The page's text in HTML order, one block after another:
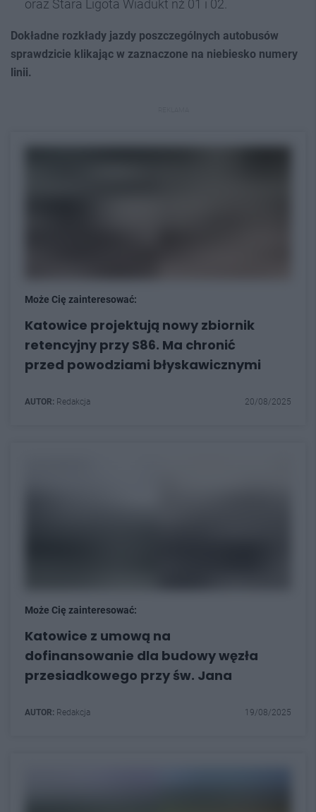
oraz Stara Ligota Wiadukt nż 01 i 02.
Dokładne rozkłady jazdy poszczególnych autobusów
sprawdzicie klikając w zaznaczone na niebiesko numery
linii.
Może Cię zainteresować:
Katowice projektują nowy zbiornik
retencyjny przy S86. Ma chronić
przed powodziami błyskawicznymi
AUTOR: Redakcja 20/08/2025
Może Cię zainteresować:
Katowice z umową na
dofinansowanie dla budowy węzła
przesiadkowego przy św. Jana
AUTOR: Redakcja 19/08/2025